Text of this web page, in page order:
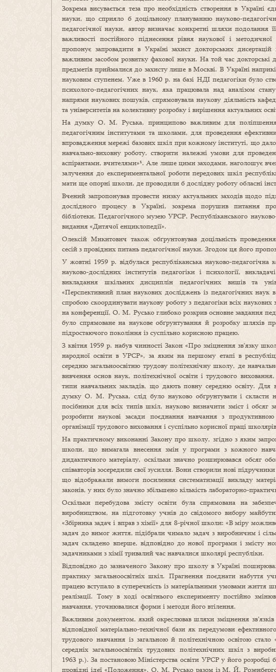
Зокрема висувається теза про необхідність створення в Україні
науки, що сприяло б доцільному плануванню науково-
педагогічної науки, автор визначає конкретні шляхи подолання
важливості постійного піднесення рівня наукової і методичної
пропонує запровадити в Україні захист докторських
важливим засобом розвитку фахової науки. На той час докторські
предметів приймалися до захисту лише в Москві. В Україні
науковим ступенем. Уже в 1960 р. на базі НДІ педагогіки було
психолого-педагогічних наук, яка працювала над аналізом
напрями наукових пошуків, спрямовувала наукову діяльність
та університетів на колективну розробку і вирішення актуальних
На думку О. М. Руська, принципово важливим для поліпшення
педагогічним інститутами та школами, для проведення
впровадження мережі базових шкіл при кожному інституті, що
навчально-виховну роботу, створити належні умови для
аспірантами, вчителями»¹. Але лише цими заходами, наголошує
залучення до експериментальної роботи передових шкіл
мати ще опорні школи, де проводили б дослідну роботу обласні
Вчений запропонував провести низку актуальних заходів щодо
дослідного процесу в Україні, зокрема порушив питання про
бібліотеки, Педагогічного музею УРСР, Республіканського
видання «Дитячої енциклопедії».
Олексій Микитович також обґрунтовував доцільність
сесій з провідних питань педагогічної науки. Згодом ця його
У жовтні 1959 р. відбулася республіканська науково-
науково-дослідних інститутів педагогіки і психології,
викладання шкільних дисциплін педагогічних вишів та
«Перспективний план наукових досліджень із педагогічних
спробою скоординувати наукову роботу з педагогіки всіх
на конференції, О. М. Русько глибоко розкрив основне завдання
було спрямоване на наукове обґрунтування й розробку шляхів
підростаючого покоління із суспільно корисною працею.
З квітня 1959 р. набув чинності Закон «Про зміцнення зв’язку
народної освіти в УРСР», за яким на першому етапі в
середню загальноосвітню трудову політехнічну школу, де
вивчення основ наук, політехнічної освіти і трудового
типи навчальних закладів, що дають повну середню освіту. Для
думку О. М. Руська, слід було науково обґрунтувати і скласти
посібники для всіх типів шкіл, науково визначити зміст і обсяг
розробити наукові засади поєднання навчання з
організації трудового виховання і суспільно корисної праці
На практичному виконанні Закону про школу, згідно з яким
школи, що вимагала внесення змін у програми з кожного
дидактичного матеріалу, оскільки значно розширювався обсяг
співавторів зосередили свої зусилля. Вони створили нові
що відображали вимоги посилення систематизації викладу
законів, у них було значно збільшено кількість лабораторно-
Оскільки перебудова змісту освіти була спрямована на
виробництвом, на підготовку учнів до свідомого вибору
«Збірника задач і вправ з хімії» для 8-річної школи: «В міру
задач до вимог життя, підібрали чимало задач з виробничим і
задач складено вперше, відповідно до нової програми і змісту
задачниками з хімії тривалий час навчалися школярі республіки.
Відповідно до зазначеного Закону про школу в Україні
практику загальноосвітніх шкіл. Прагнення поєднати набуття
працею вступало в суперечність із матеріальними умовами життя
реалізації. Тому в ході освітнього експерименту постійно
навчання, уточнювалися форми і методи його втілення.
Важливим документом, який окреслював шляхи зміцнення
відповідної матеріально-технічної бази як передумови
трудового навчання із загальною й політехнічною освітою
середніх загальноосвітніх трудових політехнічних шкіл з
1963 р.). За постановою Міністерства освіти УРСР у його
провідні ідеї «Положення», О. М. Русько разом із М. Й.